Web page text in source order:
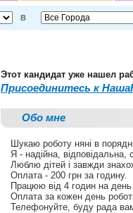
В
Этот кандидат уже нашел
Присоединитесь к
Обо мне
Шукаю роботу няні в
Я - надійна,
Люблю дітей і завжди
Оплата - 200 грн за годину.
Працюю від 4 годин на
Оплата за кожен день
Телефонуйте, буду рада